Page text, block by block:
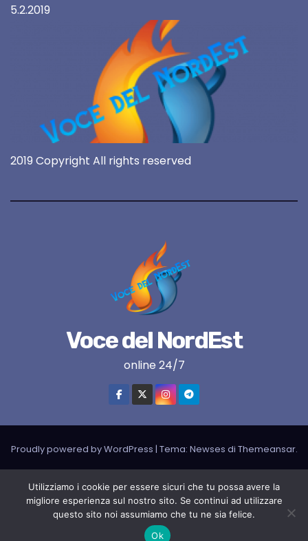
5.2.2019
2019 Copyright All rights reserved
Voce del NordEst
online 24/7
Proudly powered by WordPress | Tema: Newses di Themeansar.
LIVE RADIO
RADIONORDEST
Il mio account
SPORT FURLAN PAR FURLAN – In collaborazione con A.S.F.
Utilizziamo i cookie per essere sicuri che tu possa avere la
migliore esperienza sul nostro sito. Se continui ad utilizzare
questo sito noi assumiamo che tu ne sia felice.
Ok